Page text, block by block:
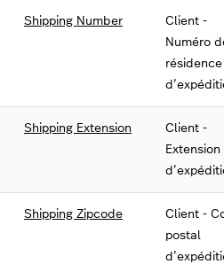
Shipping Number
Client -
Numéro
résidence
Shipping Extension
Client -
Extension
Shipping Zipcode
Client -
postal